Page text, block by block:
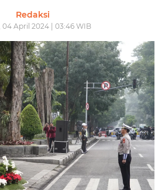
Redaksi
04 April 2024 | 03:46 WIB